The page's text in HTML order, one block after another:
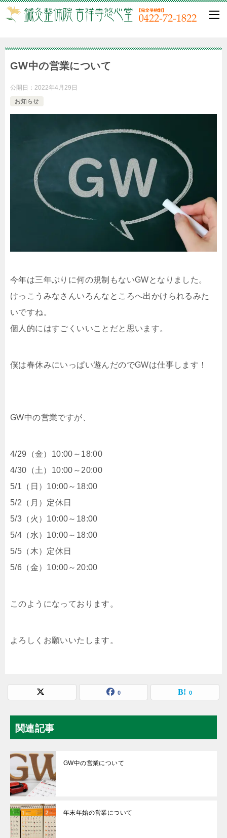
GW中の営業について
公開日： 2022年4月29日
お知らせ
今年は三年ぶりに何の規制もないGWとなりました。
けっこうみなさんいろんなところへ出かけられるみた
いですね。
個人的にはすごくいいことだと思います。
僕は春休みにいっぱい遊んだのでGWは仕事します！
GW中の営業ですが、
4/29（金）10:00～18:00
4/30（土）10:00～20:00
5/1（日）10:00～18:00
5/2（月）定休日
5/3（火）10:00～18:00
5/4（水）10:00～18:00
5/5（木）定休日
5/6（金）10:00～20:00
このようになっております。
よろしくお願いいたします。
0 0
関連記事
GW中の営業について
年末年始の営業について